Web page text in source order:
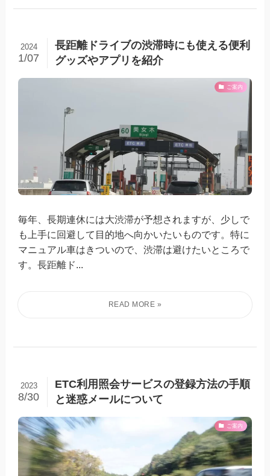
長距離ドライブの渋滞時にも使える便利
グッズやアプリを紹介
2024
1/07
ご案内
毎年、長期連休には大渋滞が予想されますが、少しで
も上手に回避して目的地へ向かいたいものです。特に
マニュアル車はきついので、渋滞は避けたいところで
す。長距離ド...
ETC利用照会サービスの登録方法の手順
と迷惑メールについて
2023
8/30
ご案内